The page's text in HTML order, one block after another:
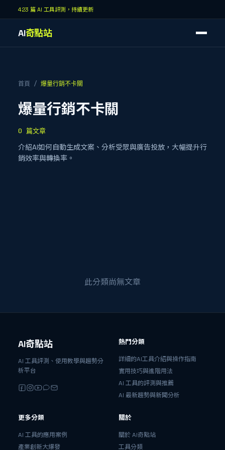
423 篇 AI 工具評測，持續更新
AI奇點站
首頁 / 爆量行銷不卡關
爆量行銷不卡關
0 篇文章
介紹AI如何自動生成文案、分析受眾與廣告投放，大幅提升行
銷效率與轉換率。
此分類尚無文章
AI奇點站
AI 工具評測、使用教學與趨勢分
析平台
熱門分類
詳細的AI工具介紹與操作指南
實用技巧與進階用法
AI 工具的評測與推薦
AI 最新趨勢與新聞分析
更多分類
AI 工具的應用案例
產業創新大爆發
關於
關於 AI奇點站
工具分類